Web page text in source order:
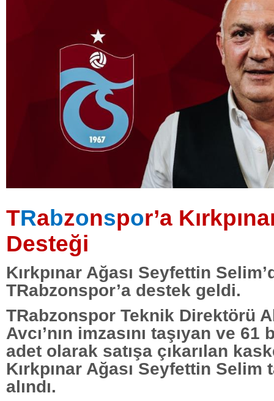
TRabzonspor’a
Desteği
Kırkpınar Ağası Seyfettin
TRabzonspor’a destek geldi.
TRabzonspor Teknik Direktörü
Avcı’nın imzasını taşıyan ve 61
adet olarak satışa çıkarılan
Kırkpınar Ağası Seyfettin Selim
alındı.